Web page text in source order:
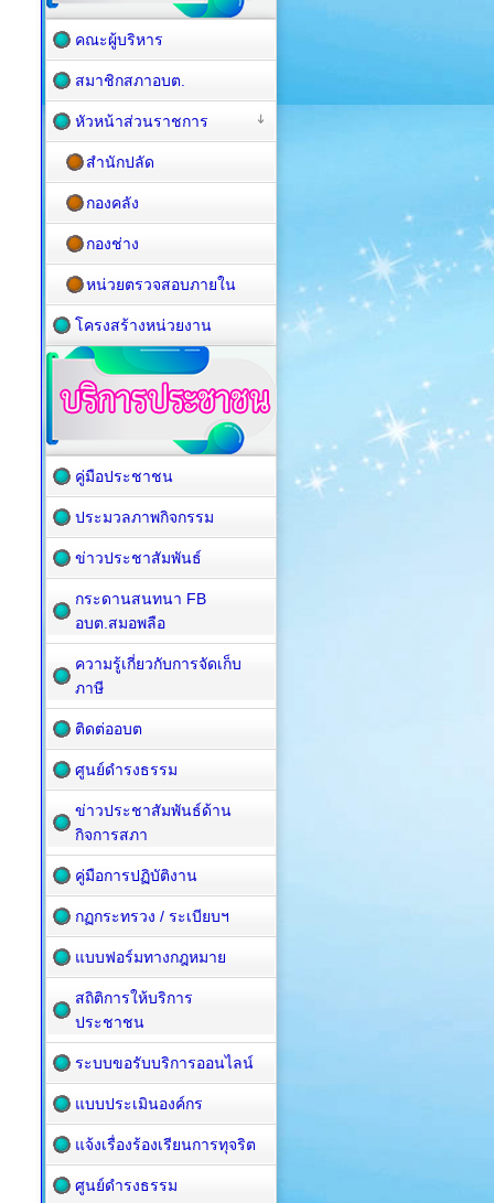
คณะผู้บริหาร
สมาชิกสภาอบต.
หัวหน้าส่วนราชการ
สำนักปลัด
กองคลัง
กองช่าง
หน่วยตรวจสอบภายใน
โครงสร้างหน่วยงาน
คู่มือประชาชน
ประมวลภาพกิจกรรม
ข่าวประชาสัมพันธ์
กระดานสนทนา FB
อบต.สมอพลือ
ความรู้เกี่ยวกับการจัดเก็บ
ภาษี
ติดต่ออบต
ศูนย์ดำรงธรรม
ข่าวประชาสัมพันธ์ด้าน
กิจการสภา
คู่มือการปฏิบัติงาน
กฏกระทรวง / ระเบียบฯ
แบบฟอร์มทางกฎหมาย
สถิติการให้บริการ
ประชาชน
ระบบขอรับบริการออนไลน์
แบบประเมินองค์กร
แจ้งเรื่องร้องเรียนการทุจริต
ศูนย์ดำรงธรรม